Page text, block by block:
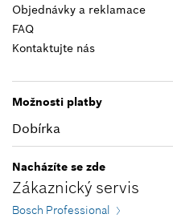
Stát ID
Objednávky a reklamace
FAQ
Kontaktujte nás
Možnosti platby
Dobírka
Nacházíte se zde
Zákaznický servis
Bosch Professional